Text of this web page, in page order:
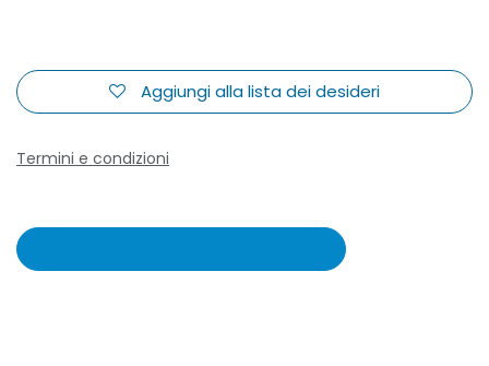
Aggiungi alla lista dei desideri
Termini e condizioni